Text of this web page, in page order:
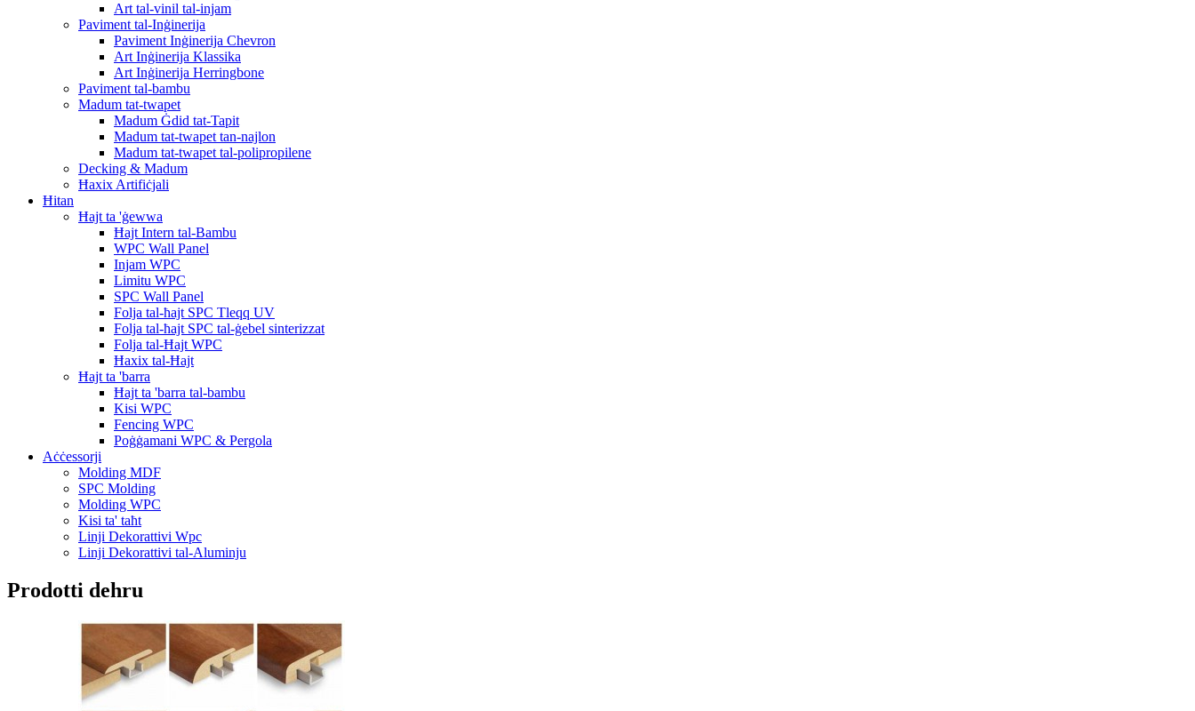
Art tal-vinil tal-injam
Paviment tal-Inġinerija
Paviment Inġinerija Chevron
Art Inġinerija Klassika
Art Inġinerija Herringbone
Paviment tal-bambu
Madum tat-twapet
Madum Ġdid tat-Tapit
Madum tat-twapet tan-najlon
Madum tat-twapet tal-polipropilene
Decking & Madum
Ħaxix Artifiċjali
Ħitan
Ħajt ta 'ġewwa
Ħajt Intern tal-Bambu
WPC Wall Panel
Injam WPC
Limitu WPC
SPC Wall Panel
Folja tal-ħajt SPC Tleqq UV
Folja tal-ħajt SPC tal-ġebel sinterizzat
Folja tal-Ħajt WPC
Ħaxix tal-Ħajt
Ħajt ta 'barra
Ħajt ta 'barra tal-bambu
Kisi WPC
Fencing WPC
Poġġamani WPC & Pergola
Aċċessorji
Molding MDF
SPC Molding
Molding WPC
Kisi ta' taħt
Linji Dekorattivi Wpc
Linji Dekorattivi tal-Aluminju
Prodotti dehru